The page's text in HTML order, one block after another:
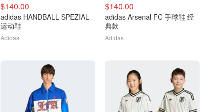
$140.00
adidas HANDBALL SPEZIAL
运动鞋
Adidas
$140.00
adidas Arsenal FC 手球鞋 经
典款
Adidas